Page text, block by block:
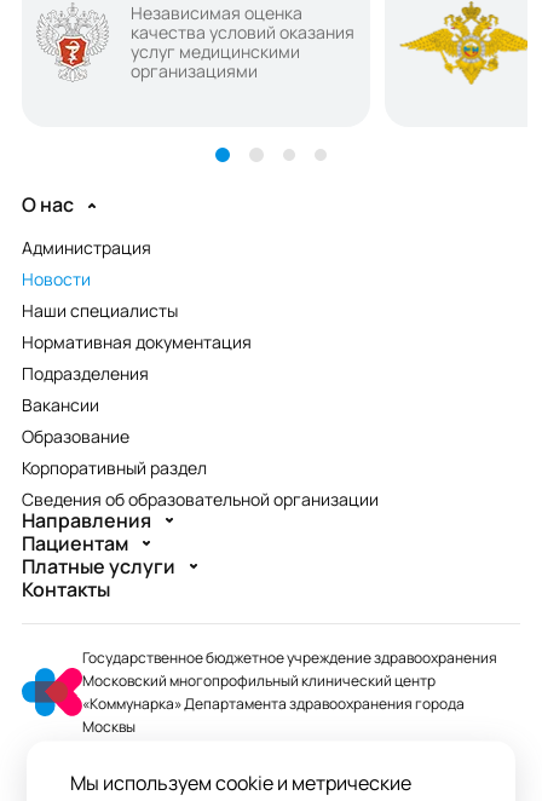
Независимая оценка
качества условий оказания
услуг медицинскими
организациями
О нас
Администрация
Новости
Наши специалисты
Нормативная документация
Подразделения
Вакансии
Образование
Корпоративный раздел
Сведения об образовательной организации
Направления
Пациентам
Платные услуги
Контакты
Государственное бюджетное учреждение здравоохранения
Московский многопрофильный клинический центр
«Коммунарка» Департамента здравоохранения города
Москвы
Мы используем cookie и метрические